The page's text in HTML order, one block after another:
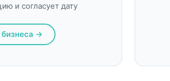
и согласует дату
бизнеса →